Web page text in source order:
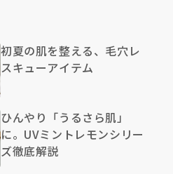
初夏の肌を整える、毛穴レ
スキューアイテム
ひんやり「うるさら肌」
に。UVミントレモンシリー
ズ徹底解説